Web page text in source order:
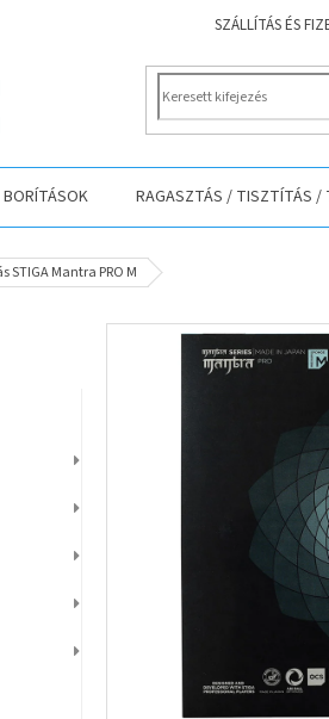
SZÁLLÍTÁS ÉS
BORÍTÁSOK RAGASZTÁS / TISZTÍTÁS /
STIGA Mantra PRO M